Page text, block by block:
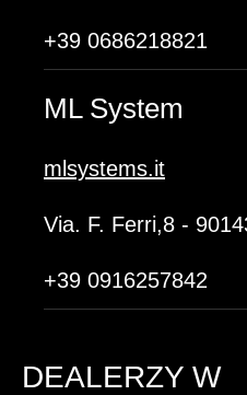
+39 0686218821
ML System
mlsystems.it
Via. F. Ferri,8 -
+39 0916257842
DEALERZY W